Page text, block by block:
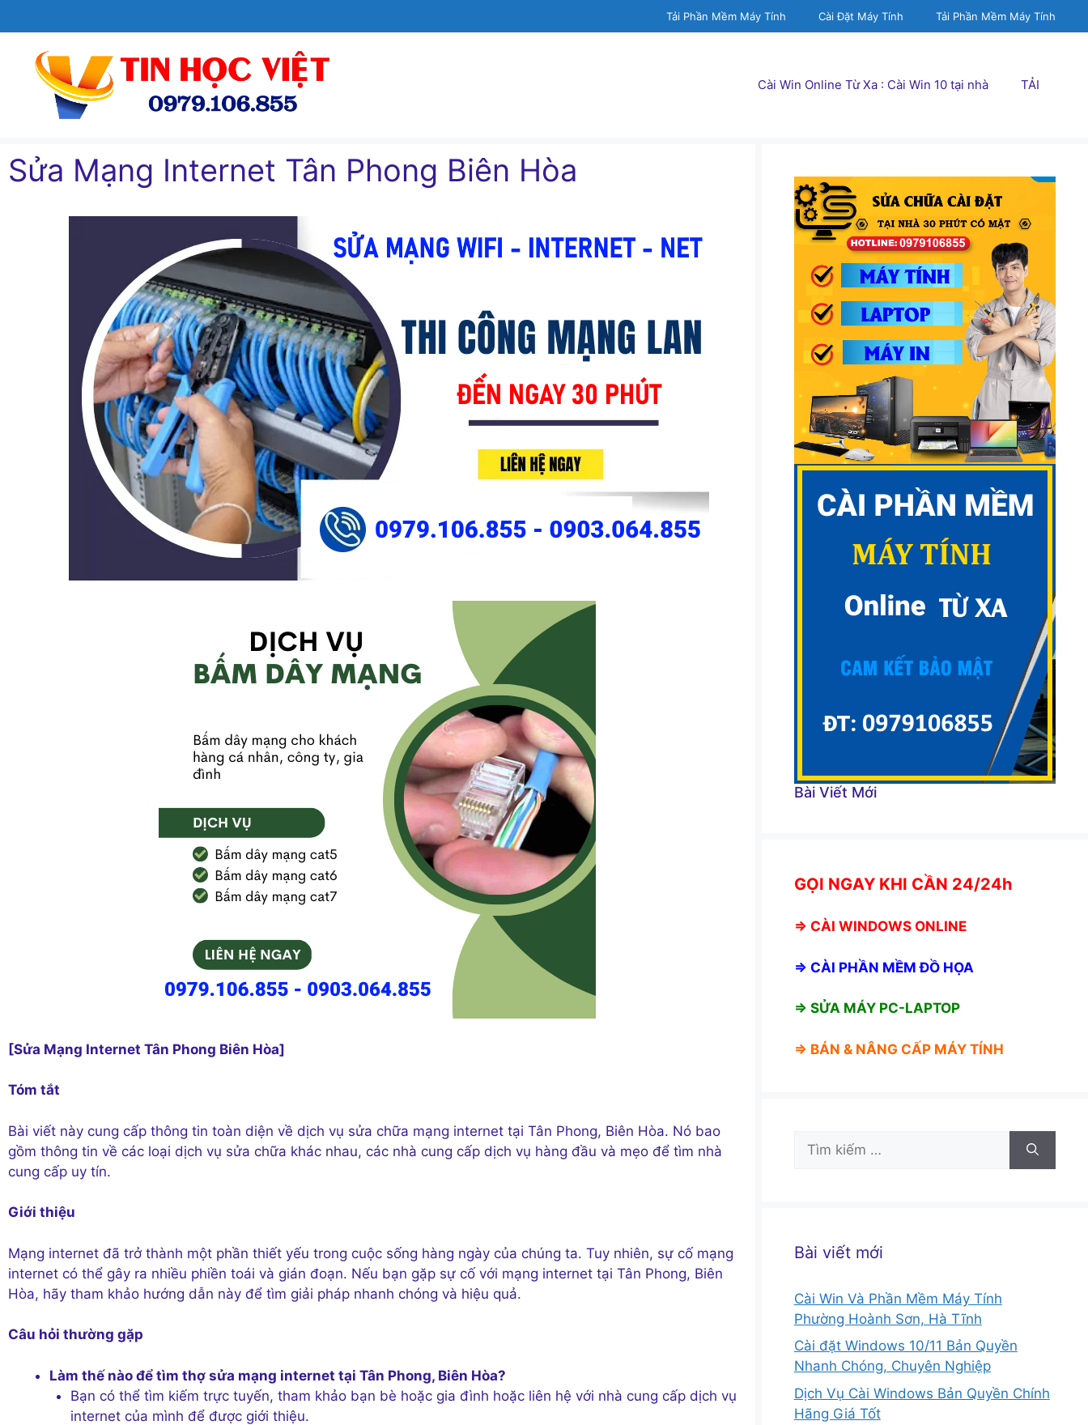
đến
Tải Phần Mềm Máy Tính Cài Đặt Máy Tính Tải Phần Mềm Máy Tính
Cài Win Online Từ Xa : Cài Win 10 tại nhà TẢI
Sửa Mạng Internet Tân Phong Biên Hòa
[Sửa Mạng Internet Tân Phong Biên Hòa]
Tóm tắt
Bài viết này cung cấp thông tin toàn diện về dịch vụ sửa chữa mạng internet tại Tân Phong, Biên Hòa. Nó bao
gồm thông tin về các loại dịch vụ sửa chữa khác nhau, các nhà cung cấp dịch vụ hàng đầu và mẹo để tìm nhà
cung cấp uy tín.
Giới thiệu
Mạng internet đã trở thành một phần thiết yếu trong cuộc sống hàng ngày của chúng ta. Tuy nhiên, sự cố mạng
internet có thể gây ra nhiều phiền toái và gián đoạn. Nếu bạn gặp sự cố với mạng internet tại Tân Phong, Biên
Hòa, hãy tham khảo hướng dẫn này để tìm giải pháp nhanh chóng và hiệu quả.
Câu hỏi thường gặp
Làm thế nào để tìm thợ sửa mạng internet tại Tân Phong, Biên Hòa?
Bạn có thể tìm kiếm trực tuyến, tham khảo bạn bè hoặc gia đình hoặc liên hệ với nhà cung cấp dịch vụ
internet của mình để được giới thiệu.
Bài Viết Mới
GỌI NGAY KHI CẦN 24/24h
⇒ CÀI WINDOWS ONLINE
⇒ CÀI PHẦN MỀM ĐỒ HỌA
⇒ SỬA MÁY PC-LAPTOP
⇒ BÁN & NÂNG CẤP MÁY TÍNH
Tìm
kiếm
Bài viết mới
Cài Win Và Phần Mềm Máy Tính
Phường Hoành Sơn, Hà Tĩnh
Cài đặt Windows 10/11 Bản Quyền
Nhanh Chóng, Chuyên Nghiệp
Dịch Vụ Cài Windows Bản Quyền Chính
Hãng Giá Tốt